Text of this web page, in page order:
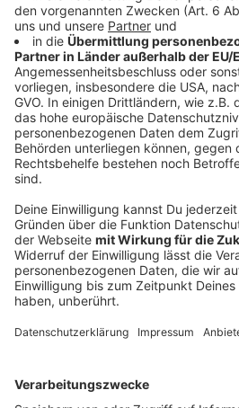
einem schweren chirurgischen
Kindheit - bei dem ein Großteil
entfernt wurde - ist er dauerhaft
Ernährung angewiesen. Dafür
mit einem Infusionsbeutel,
Schlauch. In der Vergangenheit
im Koma, er litt unter Erblindung
gesundheitlichen
Erkrankung tritt er offen damit
Dance" auch bewusst mit
seine Krankheit nicht zu
Anzeige
Sein guter Freund Hassan